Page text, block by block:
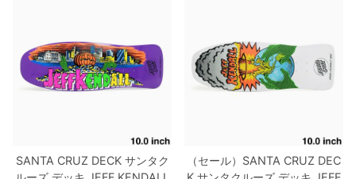
SANTA CRUZ DECKサンタク
（セール） SANTA CRUZ DEC